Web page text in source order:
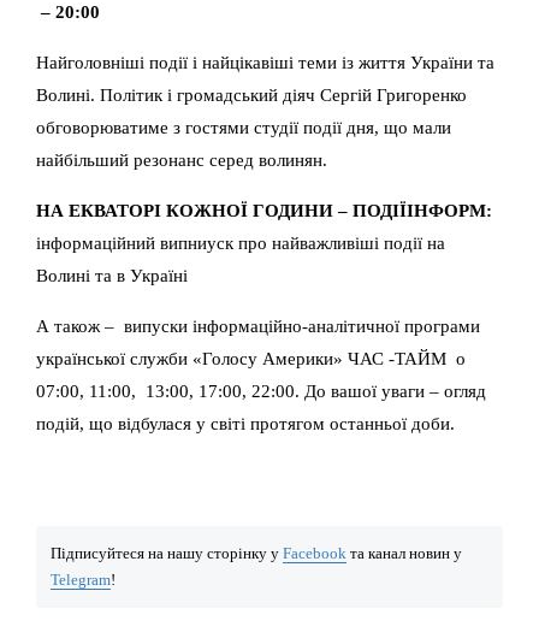
– 20:00
Найголовніші події і найцікавіші теми із життя України та
Волині. Політик і громадський діяч Сергій Григоренко
обговорюватиме з гостями студії події дня, що мали
найбільший резонанс серед волинян.
НА ЕКВАТОРІ КОЖНОЇ ГОДИНИ – ПОДІЇІНФОРМ:
інформаційний випниуск про найважливіші події на
Волині та в Україні
А також – випуски інформаційно-аналітичної програми
української служби «Голосу Америки» ЧАС -ТАЙМ о
07:00, 11:00, 13:00, 17:00, 22:00. До вашої уваги – огляд
подій, що відбулася у світі протягом останньої доби.
Підписуйтеся на нашу сторінку у Facebook та канал новин у
Telegram!